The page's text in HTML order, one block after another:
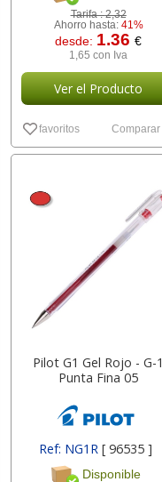
Tarifa :2,32
Ahorro hasta: 41%
desde: 1.36€
1,65 con Iva
Ver el Producto
favoritos Comparar
Pilot G1 Gel Rojo - G-1
Punta Fina 05
Ref: NG1R[ 96535 ]
Disponible